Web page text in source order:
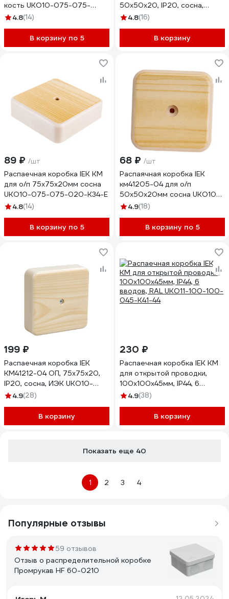
кость UKO10-075-075-
020-K32-E
4.8(14)
В корзину по 5
50x50x20, IP20, сосна,
КМ41206-04, ИЭК UKO10-
4.8(16)
В корзину
89 ₽ /шт
Распаечная коробка IEK КМ
для о/п 75x75x20мм сосна
UKO10-075-075-020-K34-E
4.8(14)
В корзину по 5
68 ₽ /шт
Распаячная коробка IEK
км41205-04 для о/п
50x50x20мм сосна UKO10-
050-050-020-K34-E
4.9(18)
В корзину по 5
199 ₽
Распаечная коробка IEK
КМ41212-04 ОП, 75x75x20,
IP20, сосна, ИЭК UKO10-
075-075-020-K34
4.9(28)
В корзину
230 ₽
Распаечная коробка IEK КМ
для открытой проводки,
100x100x45мм, IP44, 6
вводов, RAL UKO11-100-100-
4.9(38)
В корзину
Показать еще 40
1 2 3 4
Популярные отзывы
59 отзывов
Отзыв о распределительной коробке
Промрукав HF 60-0210